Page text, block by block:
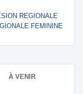
REGIONALE
FEMININE
À VENIR